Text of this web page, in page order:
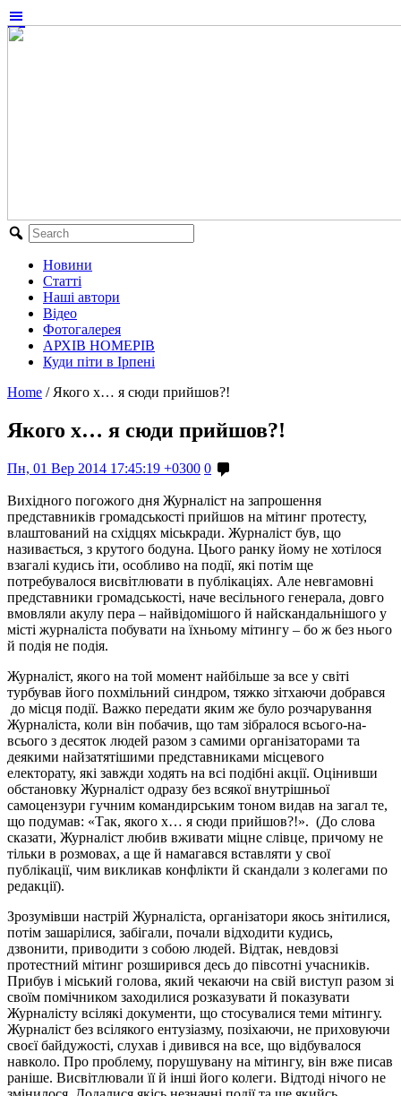
Новини
Статті
Наші автори
Відео
Фотогалерея
АРХІВ НОМЕРІВ
Куди піти в Ірпені
Home / Якого х… я сюди прийшов?!
Якого х… я сюди прийшов?!
Пн, 01 Вер 2014 17:45:19 +0300 0
Вихідного погожого дня Журналіст на запрошення
представників громадськості прийшов на мітинг протесту,
влаштований на східцях міськради. Журналіст був, що
називається, з крутого бодуна. Цього ранку йому не хотілося
взагалі кудись іти, особливо на події, які потім ще
потребувалося висвітлювати в публікаціях. Але невгамовні
представники громадськості, наче весільного генерала, довго
вмовляли акулу пера – найвідомішого й найскандальнішого у
місті журналіста побувати на їхньому мітингу – бо ж без нього
й подія не подія.
Журналіст, якого на той момент найбільше за все у світі
турбував його похмільний синдром, тяжко зітхаючи добрався
до місця події. Важко передати яким же було розчарування
Журналіста, коли він побачив, що там зібралося всього-на-
всього з десяток людей разом з самими організаторами та
деякими найзатятішими представниками місцевого
електорату, які завжди ходять на всі подібні акції. Оцінивши
обстановку Журналіст одразу без всякої внутрішньої
самоцензури гучним командирським тоном видав на загал те,
що подумав: «Так, якого х… я сюди прийшов?!». (До слова
сказати, Журналіст любив вживати міцне слівце, причому не
тільки в розмовах, а ще й намагався вставляти у свої
публікації, чим викликав конфлікти й скандали з колегами по
редакції).
Зрозумівши настрій Журналіста, організатори якось знітилися,
потім зашарілися, забігали, почали відходити кудись,
дзвонити, приводити з собою людей. Відтак, невдовзі
протестний мітинг розширився десь до півсотні учасників.
Прибув і міський голова, який чекаючи на свій виступ разом зі
своїм помічником заходилися розказувати й показувати
Журналісту всілякі документи, що стосувалися теми мітингу.
Журналіст без всілякого ентузіазму, позіхаючи, не приховуючи
своєї байдужості, слухав і дивився на все, що відбувалося
навколо. Про проблему, порушувану на мітингу, він вже писав
раніше. Висвітлювали її й інші його колеги. Відтоді нічого не